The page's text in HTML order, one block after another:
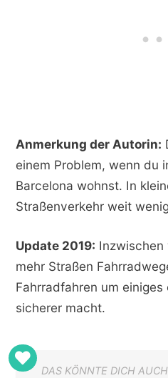
Anmerkung der Autorin:
einem Problem, wenn du
Barcelona wohnst. In
Straßenverkehr weit
Update 2019: Inzwischen
mehr Straßen
Fahrradfahren um
sicherer macht.
DAS KÖNNTE DICH